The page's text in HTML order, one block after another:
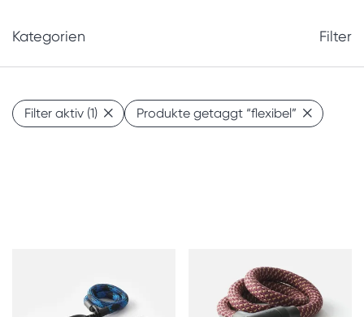
Kategorien Filter
Filter aktiv (1) Produkte getaggt “flexibel”